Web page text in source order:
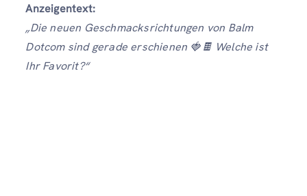
Anzeigentext:
„Die neuen Geschmacksrichtungen von Balm
Dotcom sind gerade erschienen 🍓🍫 Welche ist
Ihr Favorit?“